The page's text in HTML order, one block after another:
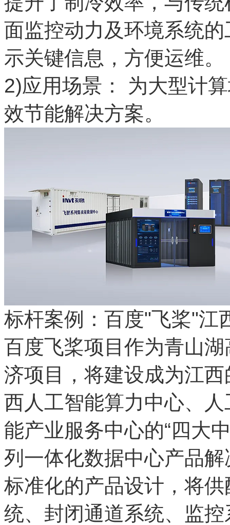
面监控动力及环境系统
示关键信息，方便运维。
2)应用场景： 为大型计
效节能解决方案。
标杆案例：百度"飞桨"江
百度飞桨项目作为青山
济项目，将建设成为江
西人工智能算力中心、
能产业服务中心的“四大
列一体化数据中心产品
标准化的产品设计，将
统、封闭通道系统、监